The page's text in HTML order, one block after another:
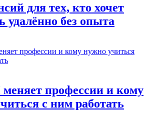
для тех, кто хочет
удалённо без опыта
профессии и кому
с ним работать